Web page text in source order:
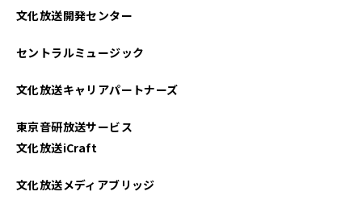
2021年09月
文化放送開発センター
セントラルミュージック
文化放送キャリアパートナーズ
東京音研放送サービス
文化放送iCraft
文化放送メディアブリッジ